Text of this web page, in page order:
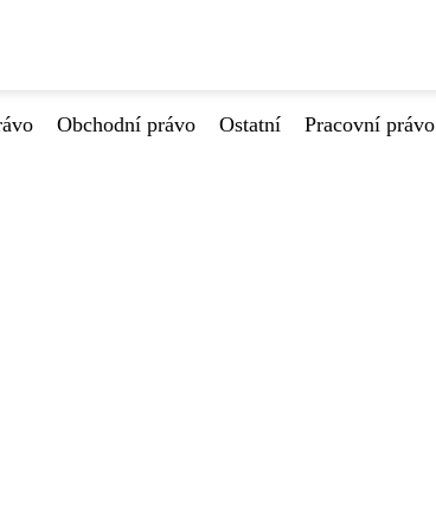
Obchodní právo Ostatní Pracovní právo